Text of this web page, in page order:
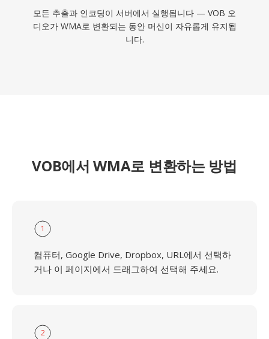
모든 추출과 인코딩이 서버에서 실행됩니다 — VOB 오
디오가 WMA로 변환되는 동안 머신이 자유롭게 유지됩
니다.
VOB에서 WMA로 변환하는 방법
1
컴퓨터, Google Drive, Dropbox, URL에서 선택하
거나 이 페이지에서 드래그하여 선택해 주세요.
2